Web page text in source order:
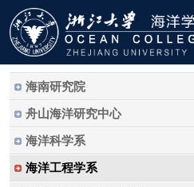
海南研究院
舟山海洋研究中心
海洋科学系
海洋工程学系